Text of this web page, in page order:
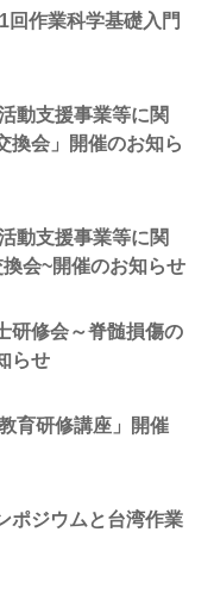
作業科学基礎入門
動支援事業等に関
換会」開催のお知ら
動支援事業等に関
会~開催のお知らせ
研修会～脊髄損傷の
らせ
育研修講座」開催
ポジウムと台湾作業